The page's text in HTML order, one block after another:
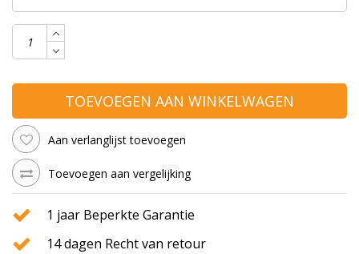
TOEVOEGEN AAN WINKELWAGEN
Aan verlanglijst toevoegen
Toevoegen aan vergelijking
1 jaar Beperkte Garantie
14 dagen Recht van retour